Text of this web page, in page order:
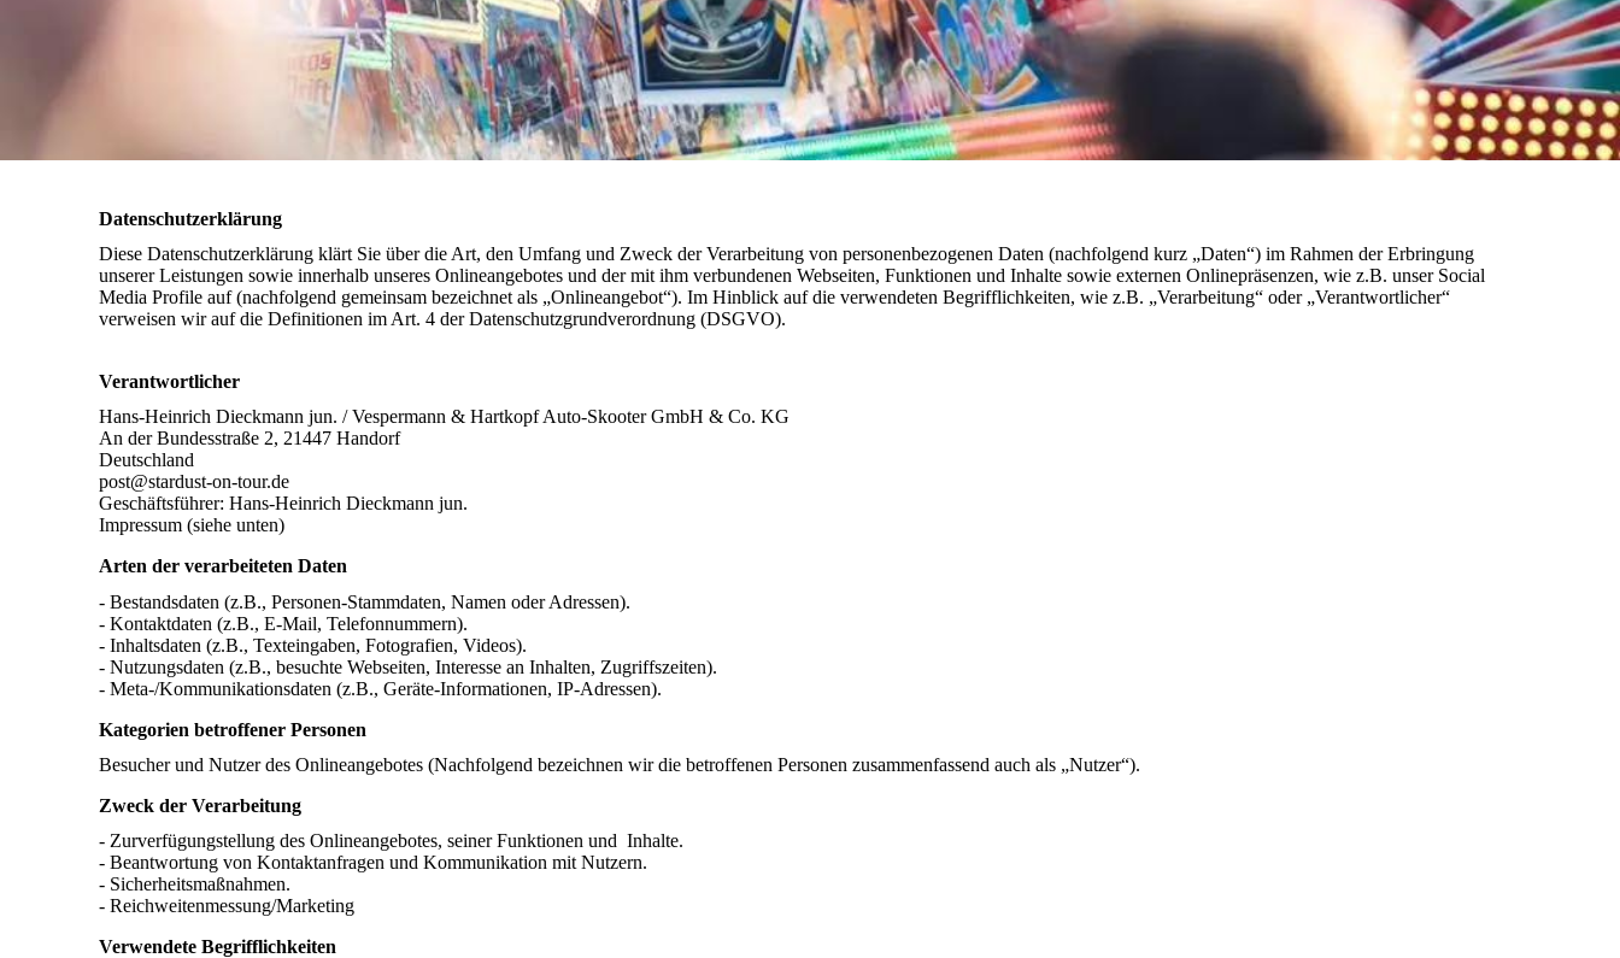
Datenschutzerklärung
Diese Datenschutzerklärung klärt Sie über die Art, den Umfang und Zweck der Verarbeitung von personenbezogenen Daten (nachfolgend kurz „Daten“) im Rahmen der Erbringung
unserer Leistungen sowie innerhalb unseres Onlineangebotes und der mit ihm verbundenen Webseiten, Funktionen und Inhalte sowie externen Onlinepräsenzen, wie z.B. unser Social
Media Profile auf (nachfolgend gemeinsam bezeichnet als „Onlineangebot“). Im Hinblick auf die verwendeten Begrifflichkeiten, wie z.B. „Verarbeitung“ oder „Verantwortlicher“
verweisen wir auf die Definitionen im Art. 4 der Datenschutzgrundverordnung (DSGVO).
Verantwortlicher
Hans-Heinrich Dieckmann jun. / Vespermann & Hartkopf Auto-Skooter GmbH & Co. KG
An der Bundesstraße 2, 21447 Handorf
Deutschland
post@stardust-on-tour.de
Geschäftsführer: Hans-Heinrich Dieckmann jun.
Impressum (siehe unten)
Arten der verarbeiteten Daten
- Bestandsdaten (z.B., Personen-Stammdaten, Namen oder Adressen).
- Kontaktdaten (z.B., E-Mail, Telefonnummern).
- Inhaltsdaten (z.B., Texteingaben, Fotografien, Videos).
- Nutzungsdaten (z.B., besuchte Webseiten, Interesse an Inhalten, Zugriffszeiten).
- Meta-/Kommunikationsdaten (z.B., Geräte-Informationen, IP-Adressen).
Kategorien betroffener Personen
Besucher und Nutzer des Onlineangebotes (Nachfolgend bezeichnen wir die betroffenen Personen zusammenfassend auch als „Nutzer“).
Zweck der Verarbeitung
- Zurverfügungstellung des Onlineangebotes, seiner Funktionen und Inhalte.
- Beantwortung von Kontaktanfragen und Kommunikation mit Nutzern.
- Sicherheitsmaßnahmen.
- Reichweitenmessung/Marketing
Verwendete Begrifflichkeiten